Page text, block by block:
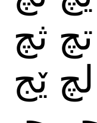
تچ ثچ
لچ ێج